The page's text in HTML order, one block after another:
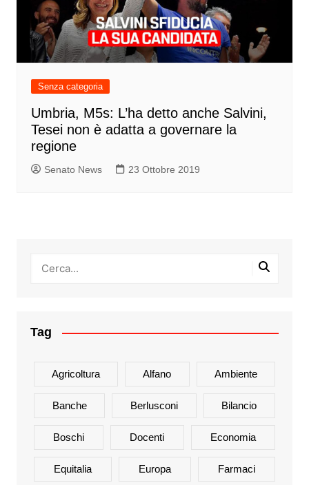
Senza categoria
Umbria, M5s: L’ha detto anche Salvini,
Tesei non è adatta a governare la
regione
Senato News 23 Ottobre 2019
Tag
Agricoltura Alfano Ambiente
Banche Berlusconi Bilancio
Boschi Docenti Economia
Equitalia Europa Farmaci